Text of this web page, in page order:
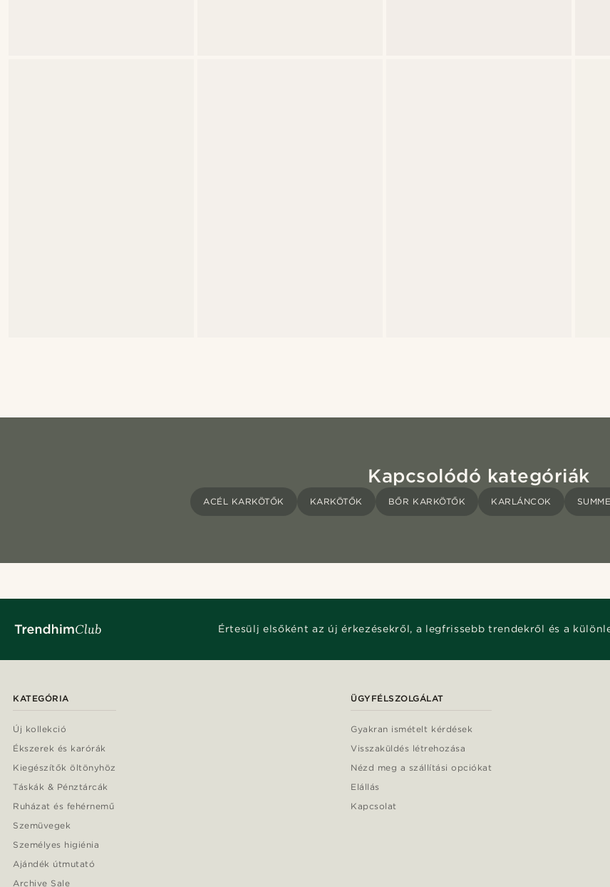
Kapcsolódó kategóriák
ACÉL KARKÖTŐK KARKÖTŐK BŐR KARKÖTŐK KARLÁNCOK
Értesülj elsőként az új érkezésekről, a legfrissebb trendekről és a
KATEGÓRIA
Új kollekció
Ékszerek és karórák
Kiegészítők öltönyhöz
Táskák & Pénztárcák
Ruházat és fehérnemű
Szemüvegek
Személyes higiénia
Ajándék útmutató
Archive Sale
ÜGYFÉLSZOLGÁLAT
Gyakran ismételt kérdések
Visszaküldés létrehozása
Nézd meg a szállítási opciókat
Elállás
Kapcsolat